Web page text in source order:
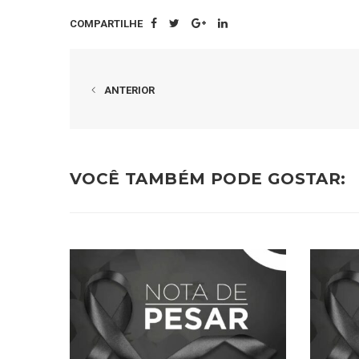
COMPARTILHE
ANTERIOR
VOCÊ TAMBÉM PODE GOSTAR: